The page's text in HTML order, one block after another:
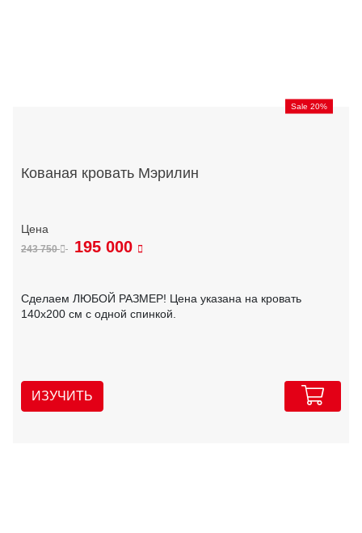
Sale 20%
Кованая кровать Мэрилин
243 750 195 000
Сделаем ЛЮБОЙ РАЗМЕР! Цена указана на кровать
140х200 см с одной спинкой.
ИЗУЧИТЬ